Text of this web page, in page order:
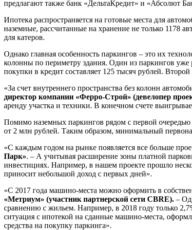
предлагают также банк «ДельтаКредит» и «Абсолют
Ипотека распространяется на готовые места для
наземные, рассчитанные на хранение не только 1178
для катеров.
Однако главная особенность паркингов – это их
колонны по периметру здания. Один из паркингов
покупки в кредит составляет 125 тысяч рублей.
«За счет внутреннего пространства без колонн
директор компании «Ферро-Строй» (девелопер
аренду участка и техники. В конечном счете
Помимо наземных паркингов рядом с первой очередью
от 2 млн рублей. Таким образом, минимальный
«С каждым годом на рынке появляется все больше
Парк». – А учитывая расширение зоны платной
инвестициях. Например, в нашем проекте прошло
приносит небольшой доход с первых дней».
«С 2017 года машино-места можно оформить в
«Метриум» (участник партнерской сети CBRE). –
сравнению с жильем. Например, в 2018 году только
ситуация с ипотекой на сданные машино-места,
средства на покупку паркинга».